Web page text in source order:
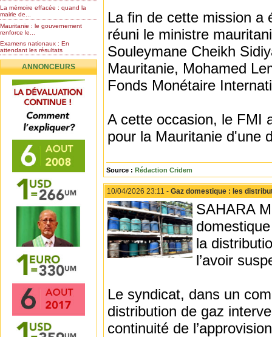
La mémoire effacée : quand la
mairie de...
Mauritanie : le gouvernement
renforce le...
Examens nationaux : En
attendant les résultats
Nomination de l’Honorable Diye
Ba au poste de...
Mauritanie : les résultats du
baccalauréat 2026...
Mauritanie : Les 10 premiers au
BEPC 2026
Un syndicat de l’enseignement
rejette la...
ANNONCEURS
La fin de cette mission a
réuni le ministre
Souleymane Cheikh
Mauritanie, Mohamed
Fonds Monétaire
A cette occasion, le FMI
pour la Mauritanie d'une
Source : Rédaction Cridem
10/04/2026 23:11 - Gaz domestique : les
SAHARA
la
l’avoir
Le syndicat, dans un
distribution de gaz
continuité de